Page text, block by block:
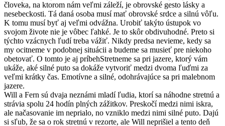
človeka, na ktorom nám veľmi záleží, je obrovské gesto lásky a
nesebeckosti. Tá daná osoba musí mať obrovské srdce a silnú vôľu.
K tomu musí byť aj veľmi odvážna. Urobiť takýto ústupok vo
svojom živote nie je vôbec ľahké. Je to skôr obdivuhodné. Preto si
týchto vzácnych ľudí treba vážiť. Nikdy predsa nevieme, kedy sa
my ocitneme v podobnej situácii a budeme sa musieť pre niekoho
obetovať. O tomto je aj príbehStretneme sa pri jazere, ktorý vám
ukáže, aké silné puto sa dokáže vytvoriť medzi dvoma ľuďmi za
veľmi krátky čas. Emotívne a silné, odohrávajúce sa pri malebnom
jazere.
Will a Fern sú dvaja neznámi mladí ľudia, ktorí sa náhodne stretnú a
strávia spolu 24 hodín plných zážitkov. Preskočí medzi nimi iskra,
ale načasovanie im neprialo, no vzniklo medzi nimi silné puto. Dajú
si sľub, že sa o rok stretnú v rezorte, ale Will neprišiel a tento deň